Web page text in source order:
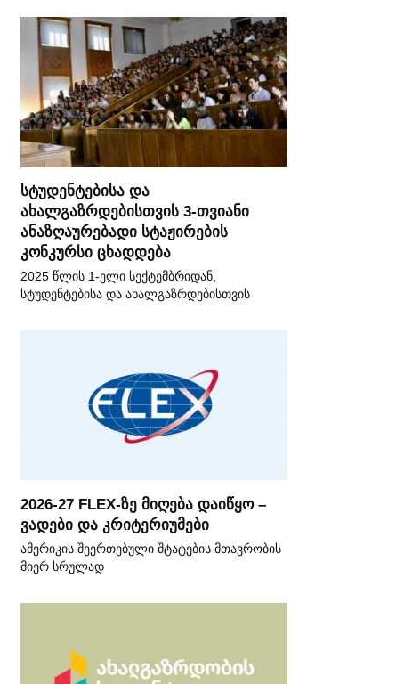
სტუდენტებისა და
ახალგაზრდებისთვის 3-თვიანი
ანაზღაურებადი სტაჟირების
კონკურსი ცხადდება
2025 წლის 1-ელი სექტემბრიდან,
სტუდენტებისა და ახალგაზრდებისთვის
2026-27 FLEX-ზე მიღება დაიწყო –
ვადები და კრიტერიუმები
ამერიკის შეერთებული შტატების მთავრობის
მიერ სრულად